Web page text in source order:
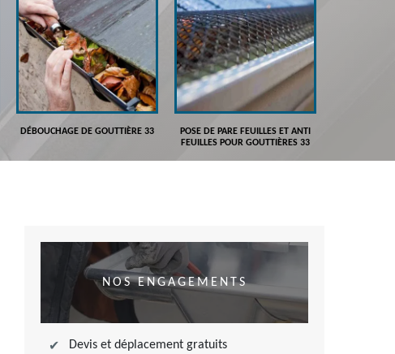
DÉBOUCHAGE DE GOUTTIÈRE 33
POSE DE PARE FEUILLES ET ANTI
FEUILLES POUR GOUTTIÈRES 33
NOS ENGAGEMENTS
Devis et déplacement gratuits